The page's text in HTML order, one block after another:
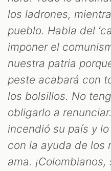
los ladrones,
pueblo. Habla del
imponer el
nuestra patria
peste acabará con
los bolsillos. No
obligarlo a
incendió su país y
con la ayuda de los
ama.